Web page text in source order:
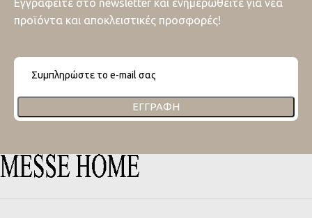
Εγγραφείτε στο newsletter και ενημερωθείτε για νέα
προϊόντα και αποκλειστικές προσφορές!
ΕΓΓΡΑΦΉ